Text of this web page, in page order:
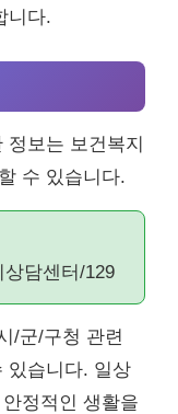
니다.
정보는 보건복지
수 있습니다.
상담센터/129
/군/구청 관련
있습니다. 일상
정적인 생활을